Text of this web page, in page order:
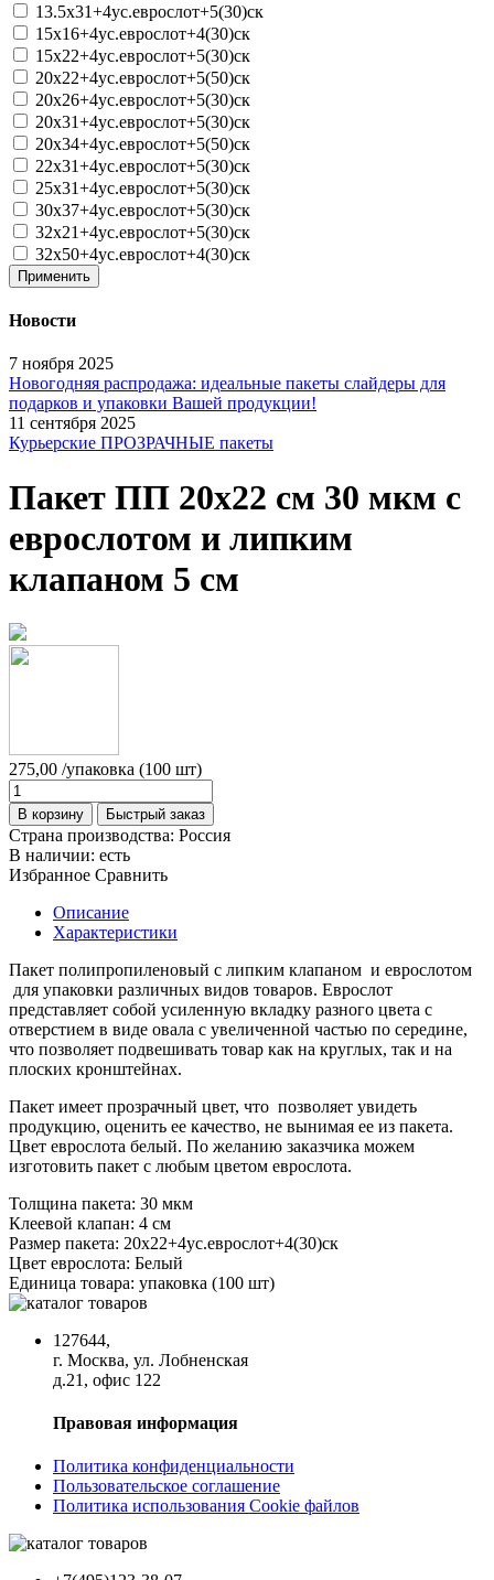
13.5х31+4ус.еврослот+5(30)ск
15х16+4ус.еврослот+4(30)ск
15х22+4ус.еврослот+5(30)ск
20х22+4ус.еврослот+5(50)ск
20х26+4ус.еврослот+5(30)ск
20х31+4ус.еврослот+5(30)ск
20х34+4ус.еврослот+5(50)ск
22х31+4ус.еврослот+5(30)ск
25х31+4ус.еврослот+5(30)ск
30х37+4ус.еврослот+5(30)ск
32х21+4ус.еврослот+5(30)ск
32х50+4ус.еврослот+4(30)ск
Применить
Новости
7 ноября 2025
Новогодняя распродажа: идеальные пакеты слайдеры для
подарков и упаковки Вашей продукции!
11 сентября 2025
Курьерские ПРОЗРАЧНЫЕ пакеты
Пакет ПП 20х22 см 30 мкм с
еврослотом и липким
клапаном 5 см
275,00 /упаковка (100 шт)
В корзину Быстрый заказ
Страна производства: Россия
В наличии: есть
Избранное Сравнить
Описание
Характеристики
Пакет полипропиленовый с липким клапаном и еврослотом
для упаковки различных видов товаров. Еврослот
представляет собой усиленную вкладку разного цвета с
отверстием в виде овала с увеличенной частью по середине,
что позволяет подвешивать товар как на круглых, так и на
плоских кронштейнах.
Пакет имеет прозрачный цвет, что позволяет увидеть
продукцию, оценить ее качество, не вынимая ее из пакета.
Цвет еврослота белый. По желанию заказчика можем
изготовить пакет с любым цветом еврослота.
Толщина пакета: 30 мкм
Клеевой клапан: 4 см
Размер пакета: 20х22+4ус.еврослот+4(30)ск
Цвет еврослота: Белый
Единица товара: упаковка (100 шт)
127644,
г. Москва, ул. Лобненская
д.21, офис 122
Правовая информация
Политика конфиденциальности
Пользовательское соглашение
Политика использования Cookie файлов